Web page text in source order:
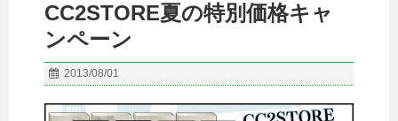
CC2STORE夏の特別価格キャ
ンペーン
2013/08/01